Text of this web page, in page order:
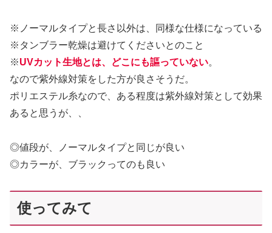
※ノーマルタイプと長さ以外は、同様な仕様になっている
※タンブラー乾燥は避けてくださいとのこと
※UVカット生地とは、どこにも謳っていない。
なので紫外線対策をした方が良さそうだ。
ポリエステル糸なので、ある程度は紫外線対策として効果
あると思うが、、
◎値段が、ノーマルタイプと同じが良い
◎カラーが、ブラックってのも良い
使ってみて